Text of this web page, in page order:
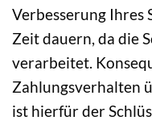
Verbesserung Ihres
Zeit dauern, da die
verarbeitet.
Zahlungsverhalten
ist hierfür der